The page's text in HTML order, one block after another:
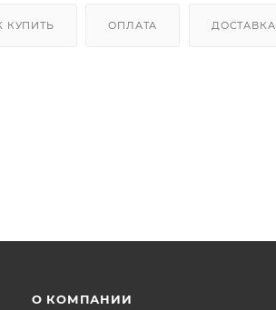
КУПИТЬ ОПЛАТА ДОСТАВКА
О КОМПАНИИ